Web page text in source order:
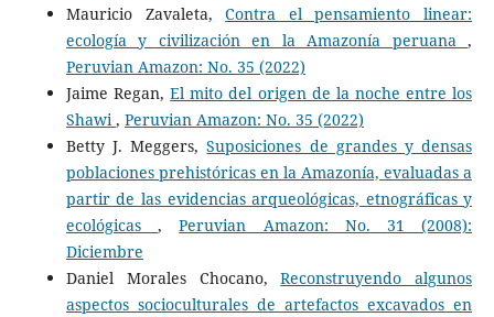
Mauricio Zavaleta,Contra el pensamiento linear:
ecología y civilización en la Amazonía peruana,
Peruvian Amazon: No. 35 (2022)
Jaime Regan,El mito del origen de la noche entre los
Shawi, Peruvian Amazon: No. 35 (2022)
Betty J. Meggers,Suposiciones de grandes y densas
poblaciones prehistóricas en la Amazonía, evaluadas a
partir de las evidencias arqueológicas, etnográficas y
ecológicas,Peruvian Amazon: No. 31 (2008):
Diciembre
Daniel Morales Chocano,Reconstruyendo algunos
aspectos socioculturales de artefactos excavados en